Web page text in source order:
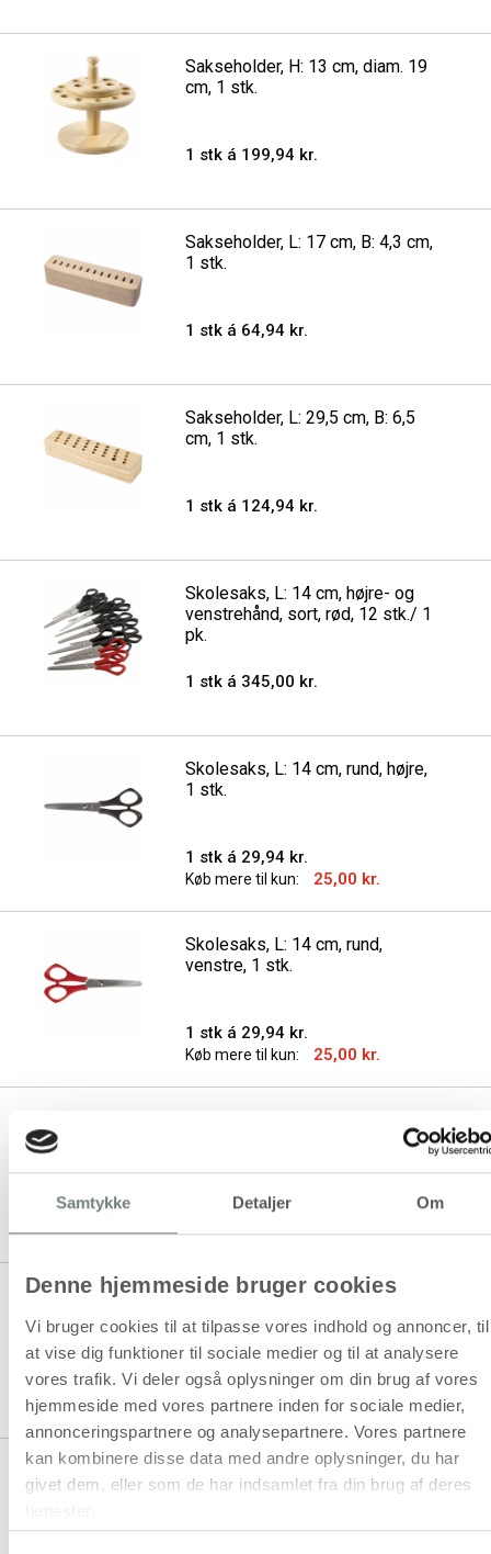
Samtykke Detaljer Om
Denne hjemmeside bruger cookies
Vi bruger cookies til at tilpasse vores indhold og annoncer, til
at vise dig funktioner til sociale medier og til at analysere
vores trafik. Vi deler også oplysninger om din brug af vores
hjemmeside med vores partnere inden for sociale medier,
annonceringspartnere og analysepartnere. Vores partnere
kan kombinere disse data med andre oplysninger, du har
givet dem, eller som de har indsamlet fra din brug af deres
Sakseholder, H: 13 cm, diam. 19
cm, 1 stk.
1 stk á 199,94 kr.
Sakseholder, L: 17 cm, B: 4,3 cm,
1 stk.
1 stk á 64,94 kr.
Sakseholder, L: 29,5 cm, B: 6,5
cm, 1 stk.
1 stk á 124,94 kr.
Skolesaks, L: 14 cm, højre- og
venstrehånd, sort, rød, 12 stk./ 1
pk.
1 stk á 345,00 kr.
Skolesaks, L: 14 cm, rund, højre,
1 stk.
1 stk á 29,94 kr.
Køb mere til kun: 25,00 kr.
Skolesaks, L: 14 cm, rund,
venstre, 1 stk.
1 stk á 29,94 kr.
Køb mere til kun: 25,00 kr.
1 stk á 330,00 kr.
Skolesaks, L: 14 cm, spids,
Højre/venstre højre, 1 stk.
1 stk á 29,94 kr.
Køb mere til kun: 25,00 kr.
Skolesaks, L: 14 cm, spids,
Højre/venstre venstre, 1 stk.